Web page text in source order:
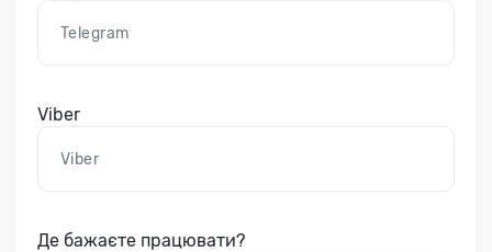
Viber
Де бажаєте працювати?